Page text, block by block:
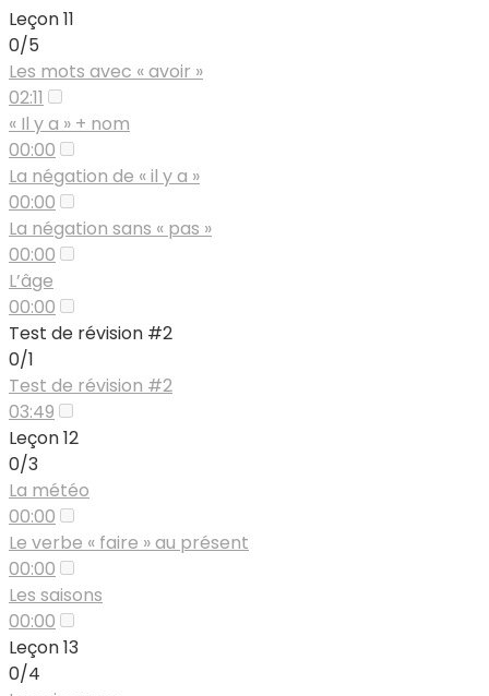
Leçon 11
0/5
Les mots avec « avoir »
02:11
« Il y a » + nom
00:00
La négation de « il y a »
00:00
La négation sans « pas »
00:00
L’âge
00:00
Test de révision #2
0/1
Test de révision #2
03:49
Leçon 12
0/3
La météo
00:00
Le verbe « faire » au présent
00:00
Les saisons
00:00
Leçon 13
0/4